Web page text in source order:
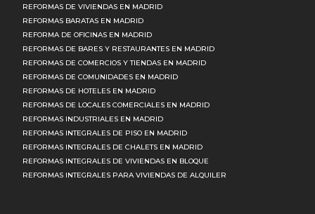
REFORMAS DE VIVIENDAS EN MADRID
REFORMAS BARATAS EN MADRID
REFORMA DE OFICINAS EN MADRID
REFORMAS DE BARES Y RESTAURANTES EN MADRID
REFORMAS DE COMERCIOS Y TIENDAS EN MADRID
REFORMAS DE COMUNIDADES EN MADRID
REFORMAS DE HOTELES EN MADRID
REFORMAS DE LOCALES COMERCIALES EN MADRID
REFORMAS INDUSTRIALES EN MADRID
REFORMAS INTEGRALES DE PISO EN MADRID
REFORMAS INTEGRALES DE CHALETS EN MADRID
REFORMAS INTEGRALES DE VIVIENDAS EN BLOQUE
REFORMAS INTEGRALES PARA VIVIENDAS DE ALQUILER